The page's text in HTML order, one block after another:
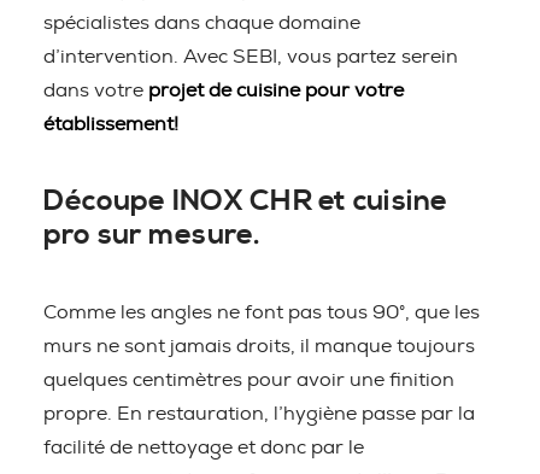
spécialistes dans chaque domaine
d’intervention. Avec SEBI, vous partez serein
dans votre projet de cuisine pour votre
établissement!
Découpe INOX CHR et cuisine
pro sur mesure.
Comme les angles ne font pas tous 90°, que les
murs ne sont jamais droits, il manque toujours
quelques centimètres pour avoir une finition
propre. En restauration, l’hygiène passe par la
facilité de nettoyage et donc par le